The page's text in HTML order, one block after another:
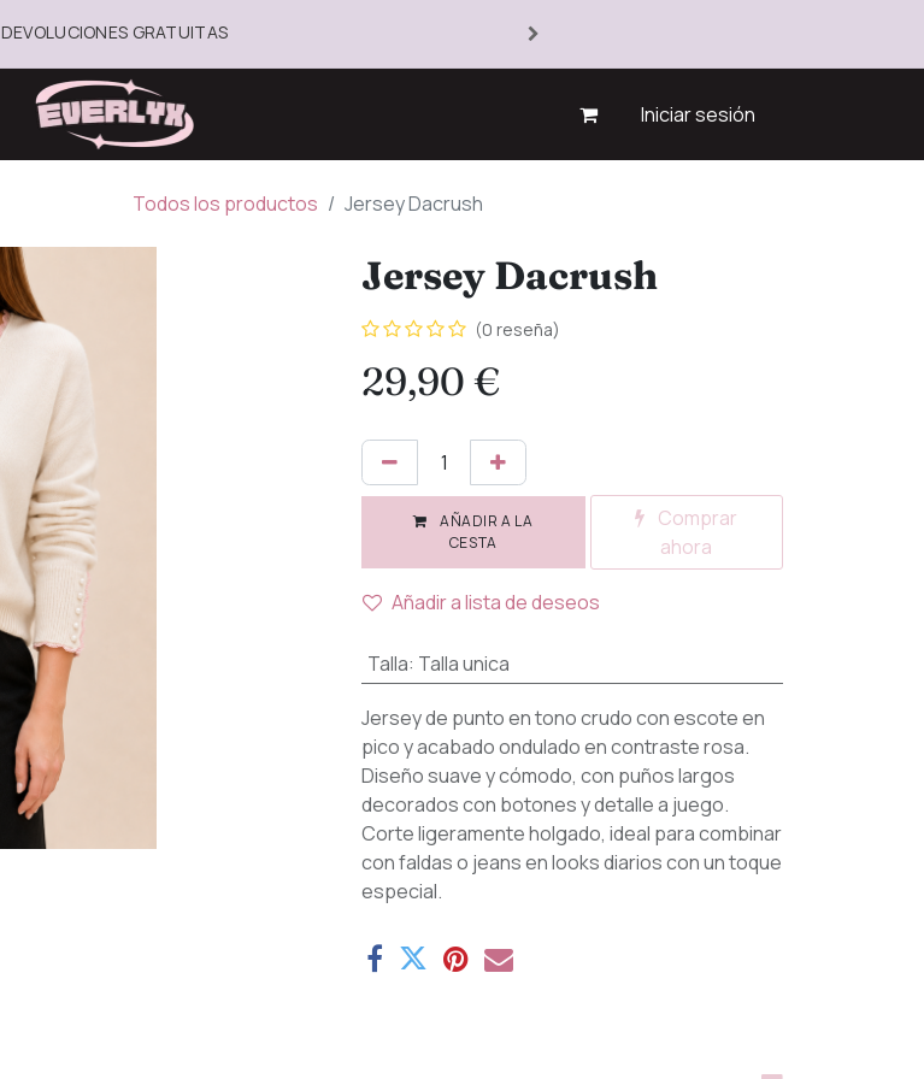
DEVOLUCIONES GRATUITAS
Iniciar sesión
Todos los productos Jersey Dacrush
Jersey Dacrush
(0 reseña)
29,90 €
AÑADIR A LA
CESTA
Comprar
ahora
Añadir a lista de deseos
Talla: Talla unica
Jersey de punto en tono crudo con escote en
pico y acabado ondulado en contraste rosa.
Diseño suave y cómodo, con puños largos
decorados con botones y detalle a juego.
Corte ligeramente holgado, ideal para combinar
con faldas o jeans en looks diarios con un toque
especial.